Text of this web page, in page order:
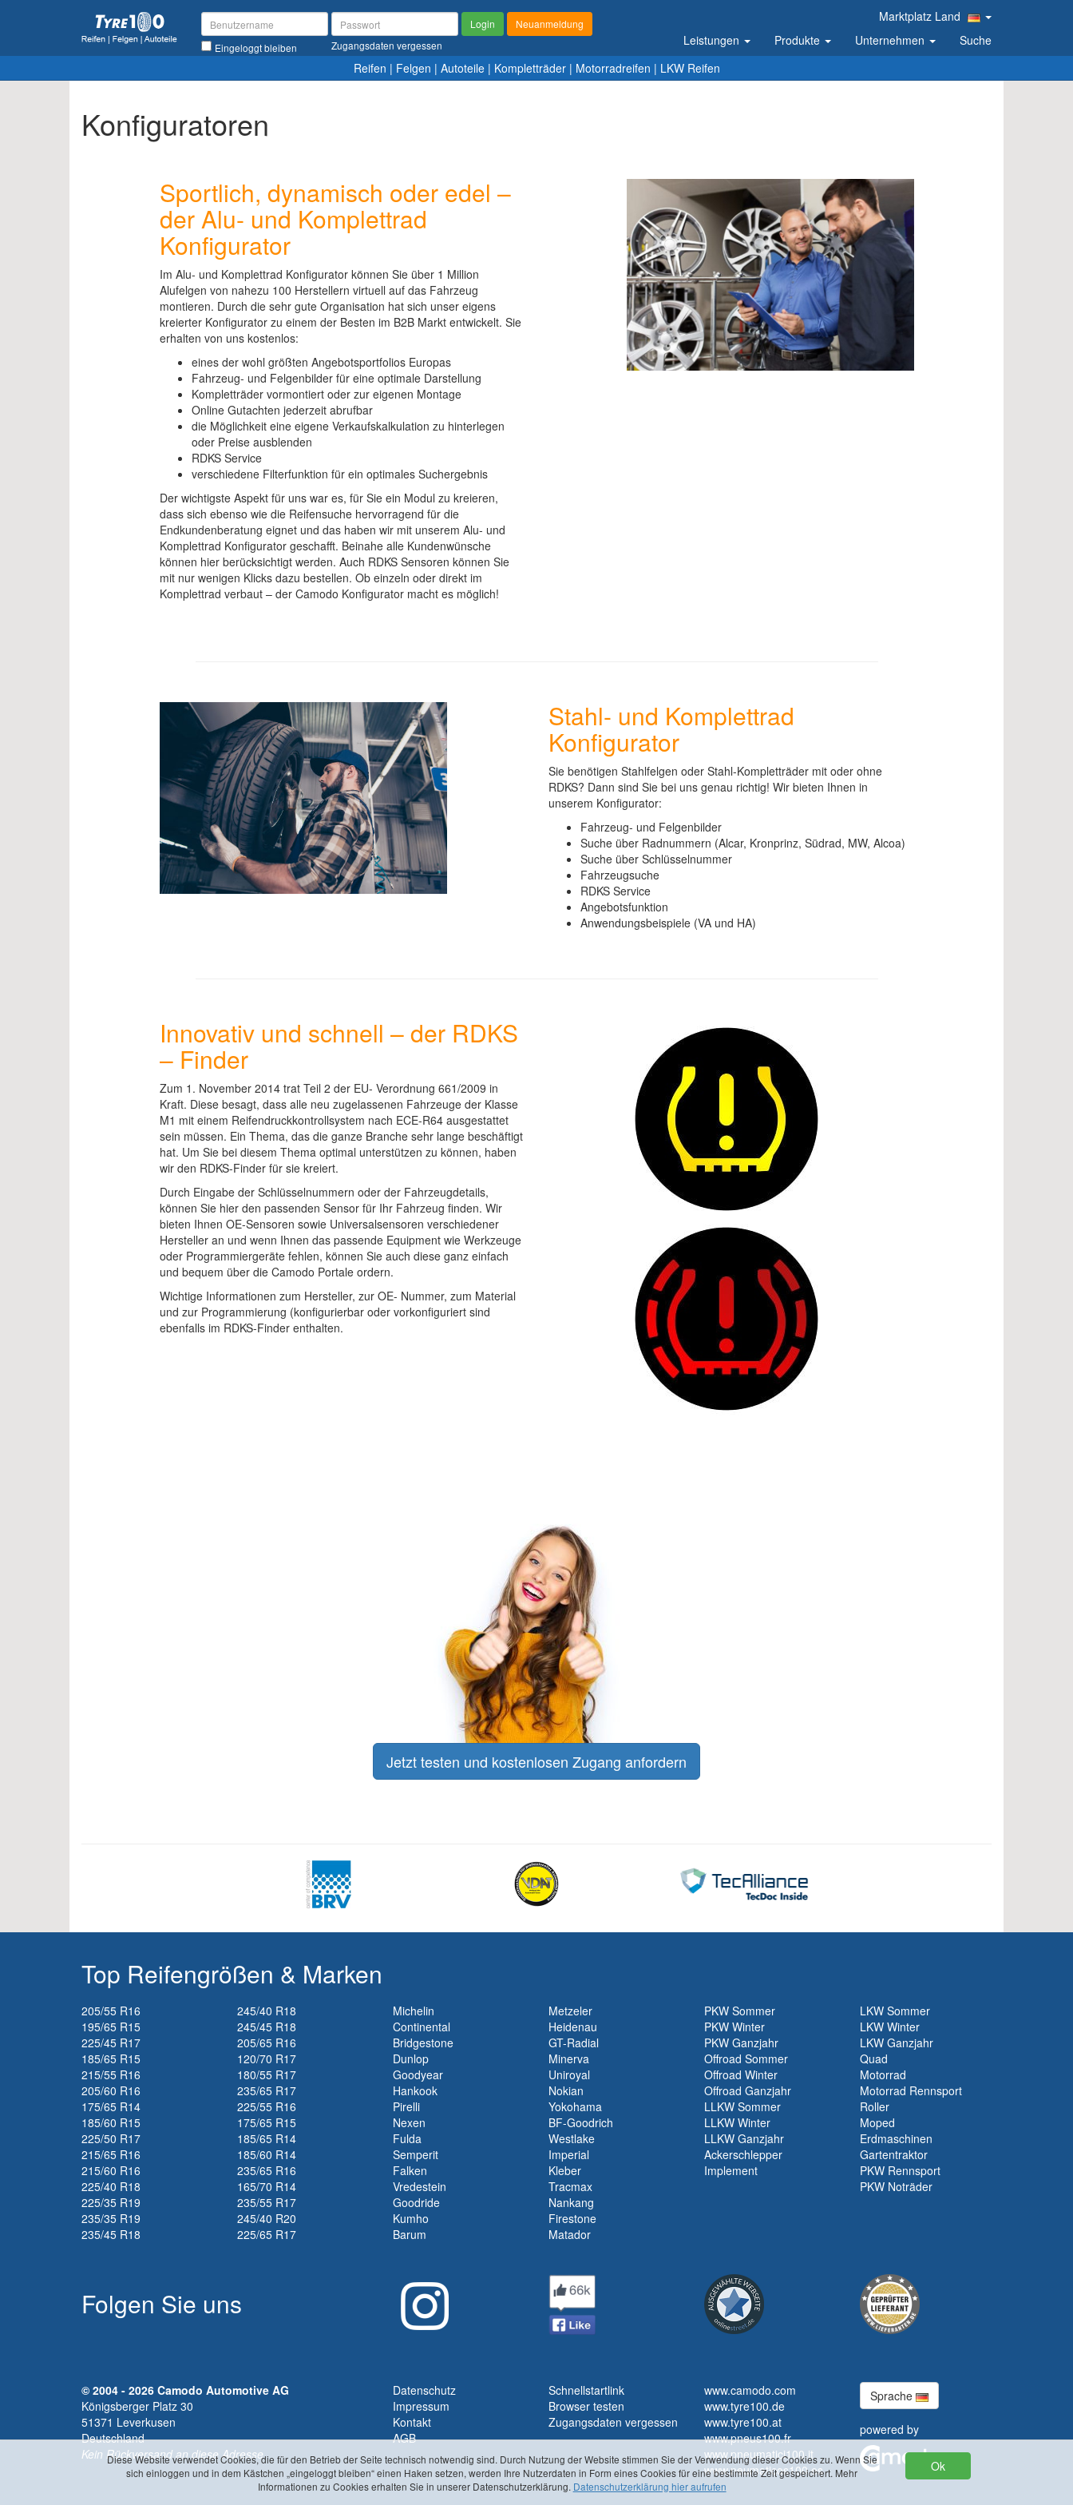
Eingeloggt bleiben Zugangsdaten vergessen
Login Neuanmeldung
Marktplatz Land
Leistungen
Produkte Unternehmen
Suche
Reifen | Felgen | Autoteile | Kompletträder | Motorradreifen | LKW Reifen
Konfiguratoren
Sportlich, dynamisch oder edel –
der Alu- und Komplettrad
Konfigurator
Im Alu- und Komplettrad Konfigurator können Sie über 1 Million
Alufelgen von nahezu 100 Herstellern virtuell auf das Fahrzeug
montieren. Durch die sehr gute Organisation hat sich unser eigens
kreierter Konfigurator zu einem der Besten im B2B Markt entwickelt. Sie
erhalten von uns kostenlos:
eines der wohl größten Angebotsportfolios Europas
Fahrzeug- und Felgenbilder für eine optimale Darstellung
Kompletträder vormontiert oder zur eigenen Montage
Online Gutachten jederzeit abrufbar
die Möglichkeit eine eigene Verkaufskalkulation zu hinterlegen
oder Preise ausblenden
RDKS Service
verschiedene Filterfunktion für ein optimales Suchergebnis
Der wichtigste Aspekt für uns war es, für Sie ein Modul zu kreieren,
dass sich ebenso wie die Reifensuche hervorragend für die
Endkundenberatung eignet und das haben wir mit unserem Alu- und
Komplettrad Konfigurator geschafft. Beinahe alle Kundenwünsche
können hier berücksichtigt werden. Auch RDKS Sensoren können Sie
mit nur wenigen Klicks dazu bestellen. Ob einzeln oder direkt im
Komplettrad verbaut – der Camodo Konfigurator macht es möglich!
Stahl- und Komplettrad
Konfigurator
Sie benötigen Stahlfelgen oder Stahl-Kompletträder mit oder ohne
RDKS? Dann sind Sie bei uns genau richtig! Wir bieten Ihnen in
unserem Konfigurator:
Fahrzeug- und Felgenbilder
Suche über Radnummern (Alcar, Kronprinz, Südrad, MW, Alcoa)
Suche über Schlüsselnummer
Fahrzeugsuche
RDKS Service
Angebotsfunktion
Anwendungsbeispiele (VA und HA)
Innovativ und schnell – der RDKS
– Finder
Zum 1. November 2014 trat Teil 2 der EU- Verordnung 661/2009 in
Kraft. Diese besagt, dass alle neu zugelassenen Fahrzeuge der Klasse
M1 mit einem Reifendruckkontrollsystem nach ECE-R64 ausgestattet
sein müssen. Ein Thema, das die ganze Branche sehr lange beschäftigt
hat. Um Sie bei diesem Thema optimal unterstützen zu können, haben
wir den RDKS-Finder für sie kreiert.
Durch Eingabe der Schlüsselnummern oder der Fahrzeugdetails,
können Sie hier den passenden Sensor für Ihr Fahrzeug finden. Wir
bieten Ihnen OE-Sensoren sowie Universalsensoren verschiedener
Hersteller an und wenn Ihnen das passende Equipment wie Werkzeuge
oder Programmiergeräte fehlen, können Sie auch diese ganz einfach
und bequem über die Camodo Portale ordern.
Wichtige Informationen zum Hersteller, zur OE- Nummer, zum Material
und zur Programmierung (konfigurierbar oder vorkonfiguriert sind
ebenfalls im RDKS-Finder enthalten.
Jetzt testen und kostenlosen Zugang anfordern
Top Reifengrößen & Marken
205/55 R16
195/65 R15
225/45 R17
185/65 R15
215/55 R16
205/60 R16
175/65 R14
185/60 R15
225/50 R17
215/65 R16
215/60 R16
225/40 R18
225/35 R19
235/35 R19
235/45 R18
245/40 R18
245/45 R18
205/65 R16
120/70 R17
180/55 R17
235/65 R17
225/55 R16
175/65 R15
185/65 R14
185/60 R14
235/65 R16
165/70 R14
235/55 R17
245/40 R20
225/65 R17
Michelin
Continental
Bridgestone
Dunlop
Goodyear
Hankook
Pirelli
Nexen
Fulda
Semperit
Falken
Vredestein
Goodride
Kumho
Barum
Metzeler
Heidenau
GT-Radial
Minerva
Uniroyal
Nokian
Yokohama
BF-Goodrich
Westlake
Imperial
Kleber
Tracmax
Nankang
Firestone
Matador
PKW Sommer
PKW Winter
PKW Ganzjahr
Offroad Sommer
Offroad Winter
Offroad Ganzjahr
LLKW Sommer
LLKW Winter
LLKW Ganzjahr
Ackerschlepper
Implement
LKW Sommer
LKW Winter
LKW Ganzjahr
Quad
Motorrad
Motorrad Rennsport
Roller
Moped
Erdmaschinen
Gartentraktor
PKW Rennsport
PKW Noträder
Folgen Sie uns
© 2004 - 2026 Camodo Automotive AG
Königsberger Platz 30
51371 Leverkusen
Deutschland
Kein Rückversand an diese Adresse
Datenschutz
Impressum
Kontakt
AGB
Schnellstartlink
Browser testen
Zugangsdaten vergessen
www.camodo.com
www.tyre100.de
www.tyre100.at
www.pneus100.fr
www.pneumatici100.it
www.neumaticos100.es
Sprache
powered by
Diese Website verwendet Cookies, die für den Betrieb der Seite technisch notwendig sind. Durch Nutzung der Website stimmen Sie der Verwendung dieser Cookies zu. Wenn Sie
sich einloggen und in dem Kästchen „eingeloggt bleiben“ einen Haken setzen, werden Ihre Nutzerdaten in Form eines Cookies für eine bestimmte Zeit gespeichert. Mehr
Informationen zu Cookies erhalten Sie in unserer Datenschutzerklärung. Datenschutzerklärung hier aufrufen
Ok